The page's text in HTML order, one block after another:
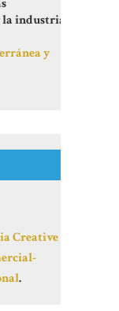
industria
y
Creative
.